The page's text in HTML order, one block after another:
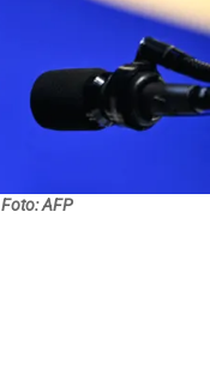
Foto: AFP